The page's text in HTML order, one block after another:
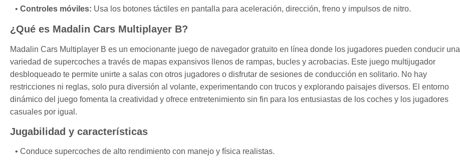
Controles móviles: Usa los botones táctiles en pantalla para aceleración, dirección, freno y impulsos de nitro.
¿Qué es Madalin Cars Multiplayer B?
Madalin Cars Multiplayer B es un emocionante juego de navegador gratuito en línea donde los jugadores pueden conducir una
variedad de supercoches a través de mapas expansivos llenos de rampas, bucles y acrobacias. Este juego multijugador
desbloqueado te permite unirte a salas con otros jugadores o disfrutar de sesiones de conducción en solitario. No hay
restricciones ni reglas, solo pura diversión al volante, experimentando con trucos y explorando paisajes diversos. El entorno
dinámico del juego fomenta la creatividad y ofrece entretenimiento sin fin para los entusiastas de los coches y los jugadores
casuales por igual.
Jugabilidad y características
Conduce supercoches de alto rendimiento con manejo y física realistas.